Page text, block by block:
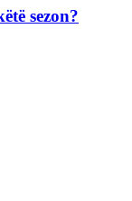
sezon?